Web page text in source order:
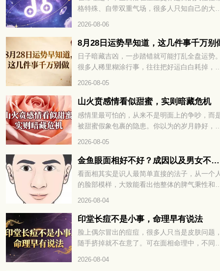
吉是凶、该如何顺势把握，不妨接着往下细看
格特殊、自带双重气场，很多人只知自己的大
一般的命格玄机，想解锁自身完整运势，不妨
续往下细看。6月20日是什么星座，交界命格
般，你的性格、财运与情路走向，全文为你一
2026-08-06
8月28日运势早知道，这几件事千万别
日子暗藏吉凶，一步踏错就可能打乱全盘运势
很多人稀里糊涂行事，往往把好运白白耗掉，
道，这几件事千万别做，想顺顺利利过好这天
就继续往下看详细解析。
2026-08-05
山火贲感情看似甜蜜，实则暗藏危机
感情里最可怕的，从来不是明面上的争吵，而
被甜蜜假象包裹的隐患。你以为的岁月静好，
却藏着烧尽根基的风险。山火贲感情看似甜蜜
实则暗藏危机，想看清这段关系的真相，就继
往下看详细解析。
2026-08-05
金鱼眼面相好不好？成因以及男女不同命运解读
看面相其实是识人最简单直接的法子，从一个
的脸部模样，大致能看出他整体的脾气秉性和
金鱼眼的人是什么性子，一生命运走势又如何
下面咱们就好好聊聊这种眼相的相关说法。
2026-08-04
印堂长痘不是小事，命理早有说法
脸上偶尔冒出的痘痘，很多人只当是皮肤问题
随手挤掉就不在意了。可在面相命理中，不同
2026-08-04